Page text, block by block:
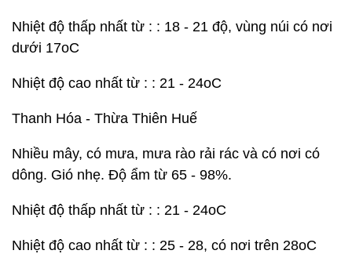
Nhiệt độ thấp nhất từ : : 18 - 21 độ, vùng núi có nơi
dưới 17oC
Nhiệt độ cao nhất từ : : 21 - 24oC
Thanh Hóa - Thừa Thiên Huế
Nhiều mây, có mưa, mưa rào rải rác và có nơi có
dông. Gió nhẹ. Độ ẩm từ 65 - 98%.
Nhiệt độ thấp nhất từ : : 21 - 24oC
Nhiệt độ cao nhất từ : : 25 - 28, có nơi trên 28oC